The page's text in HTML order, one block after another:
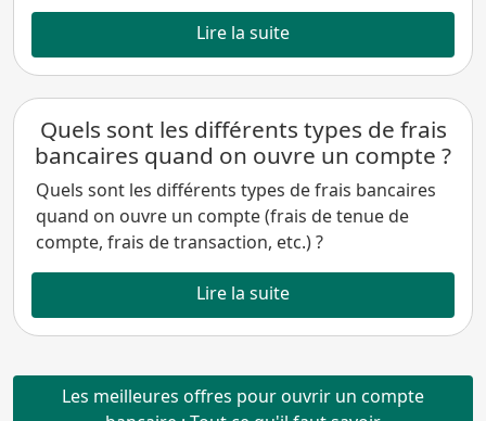
Lire la suite
Quels sont les différents types de frais
bancaires quand on ouvre un compte ?
Quels sont les différents types de frais bancaires
quand on ouvre un compte (frais de tenue de
compte, frais de transaction, etc.) ?
Lire la suite
Les meilleures offres pour ouvrir un compte